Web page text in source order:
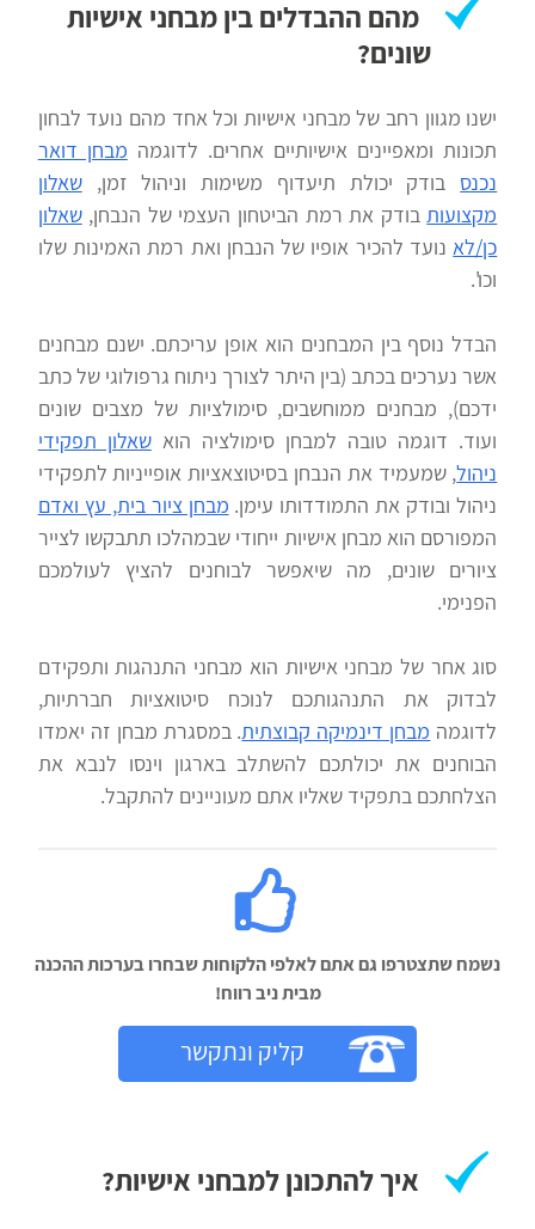
מהם ההבדלים בין מבחני אישיות
שונים?
ישנו מגוון רחב של מבחני אישיות וכל אחד מהם נועד לבחון
תכונות ומאפיינים אישיותיים אחרים. לדוגמה מבחן דואר
נכנס בודק יכולת תיעדוף משימות וניהול זמן,שאלון
מקצועות בודק את רמת הביטחון העצמי של הנבחן,שאלון
כן/לא נועד להכיר אופיו של הנבחן ואת רמת האמינות שלו
וכו'.
הבדל נוסף בין המבחנים הוא אופן עריכתם. ישנם מבחנים
אשר נערכים בכתב (בין היתר לצורך ניתוח גרפולוגי של כתב
ידכם), מבחנים ממוחשבים, סימולציות של מצבים שונים
ועוד. דוגמה טובה למבחן סימולציה הואשאלון תפקידי
ניהול, שמעמיד את הנבחן בסיטוצאציות אופייניות לתפקידי
ניהול ובודק את התמודדותו עימן. מבחן ציור בית, עץ ואדם
המפורסם הוא מבחן אישיות ייחודי שבמהלכו תתבקשו לצייר
ציורים שונים, מה שיאפשר לבוחנים להציץ לעולמכם
הפנימי.
סוג אחר של מבחני אישיות הוא מבחני התנהגות ותפקידם
לבדוק את התנהגותכם לנוכח סיטואציות חברתיות,
לדוגמה מבחן דינמיקה קבוצתית. במסגרת מבחן זה יאמדו
הבוחנים את יכולתכם להשתלב בארגון וינסו לנבא את
הצלחתכם בתפקיד שאליו אתם מעוניינים להתקבל.
נשמח שתצטרפו גם אתם לאלפי הלקוחות שבחרו בערכות ההכנה
מבית ניב רווח!‬
קליק ונתקשר
איך להתכונן למבחני אישיות?